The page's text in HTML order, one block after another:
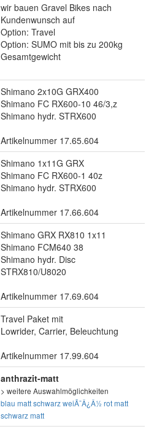
wir bauen Gravel Bikes nach
Kundenwunsch auf
Option: Travel
Option: SUMO mit bis zu 200kg
Gesamtgewicht
Shimano 2x10G GRX400
Shimano FC RX600-10 46/3,z
Shimano hydr. STRX600
Artikelnummer 17.65.604
Shimano 1x11G GRX
Shimano FC RX600-1 40z
Shimano hydr. STRX600
Artikelnummer 17.66.604
Shimano GRX RX810 1x11
Shimano FCM640 38
Shimano hydr. Disc
STRX810/U8020
Artikelnummer 17.69.604
Travel Paket mit
Lowrider, Carrier, Beleuchtung
Artikelnummer 17.99.604
anthrazit-matt
> weitere Auswahlmöglichkeiten
blau mattschwarzweiÃ¯Â¿Â½ rot matt
schwarz matt